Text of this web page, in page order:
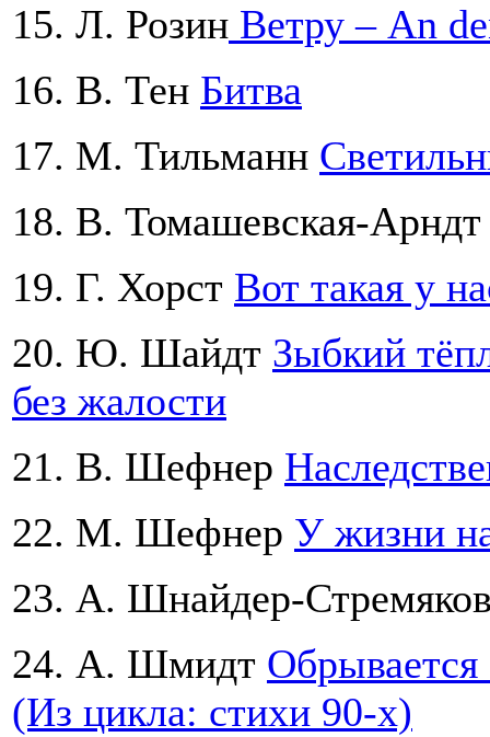
15. Л. Розин Ветру – An
16. В. Тен Битва
17. М. Тильманн
18. В. Томашевская-
19. Г. Хорст Вот такая у
20. Ю. Шайдт Зыбкий
без жалости
21. В. Шефнер
22. М. Шефнер У жизни
23. А. Шнайдер-
24. А. Шмидт Обрывается
(Из цикла: стихи 90-х)